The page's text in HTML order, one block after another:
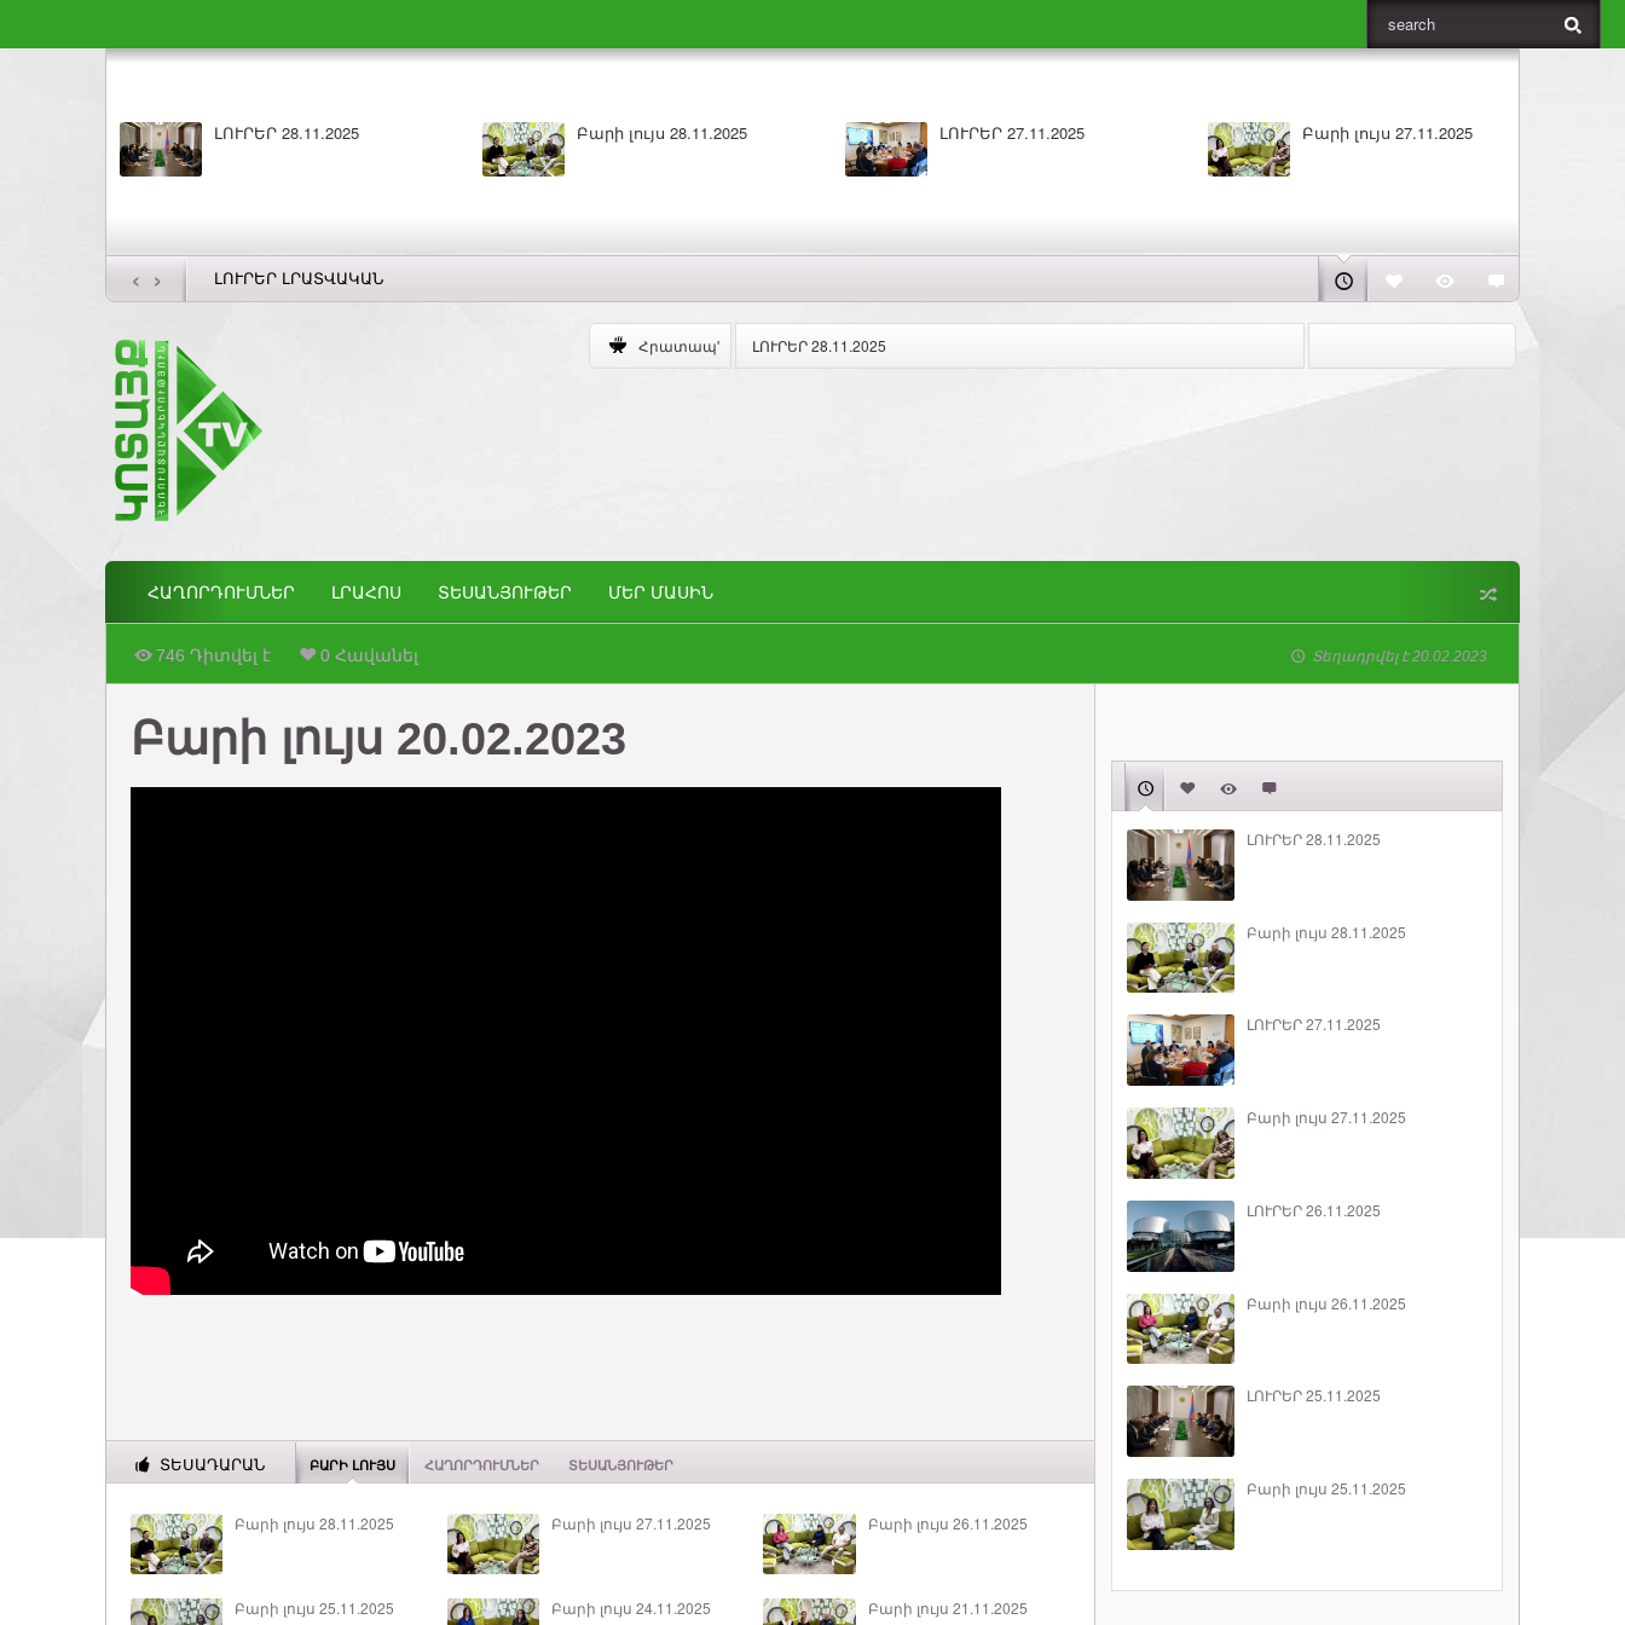
Բարի լույս 28.11.2025 ԼՈՒՐԵՐ 27.11.2025 Բարի լույս 27.11.2025 ԼՈՒՐԵՐ 26.11.2025
‹ › ԼՈՒՐԵՐ ԼՐԱՏՎԱԿԱՆ
Հրատապ' ԼՈՒՐԵՐ 28.11.2025
ՀԱՂՈՐԴՈՒՄՆԵՐ ԼՐԱՀՈՍ ՏԵՍԱՆՅՈՒԹԵՐ ՄԵՐ ՄԱՍԻՆ
746 Դիտվել է 0 Հավանել Տեղադրվել է 20.02.2023
Բարի լույս 20.02.2023
ՏԵՍԱԴԱՐԱՆ ԲԱՐԻ ԼՈՒՅՍ ՀԱՂՈՐԴՈՒՄՆԵՐ ՏԵՍԱՆՅՈՒԹԵՐ
Բարի լույս 28.11.2025 Բարի լույս 27.11.2025 Բարի լույս 26.11.2025
Բարի լույս 25.11.2025 Բարի լույս 24.11.2025 Բարի լույս 21.11.2025
ԼՈՒՐԵՐ 28.11.2025
Բարի լույս 28.11.2025
ԼՈՒՐԵՐ 27.11.2025
Բարի լույս 27.11.2025
ԼՈՒՐԵՐ 26.11.2025
Բարի լույս 26.11.2025
ԼՈՒՐԵՐ 25.11.2025
Բարի լույս 25.11.2025